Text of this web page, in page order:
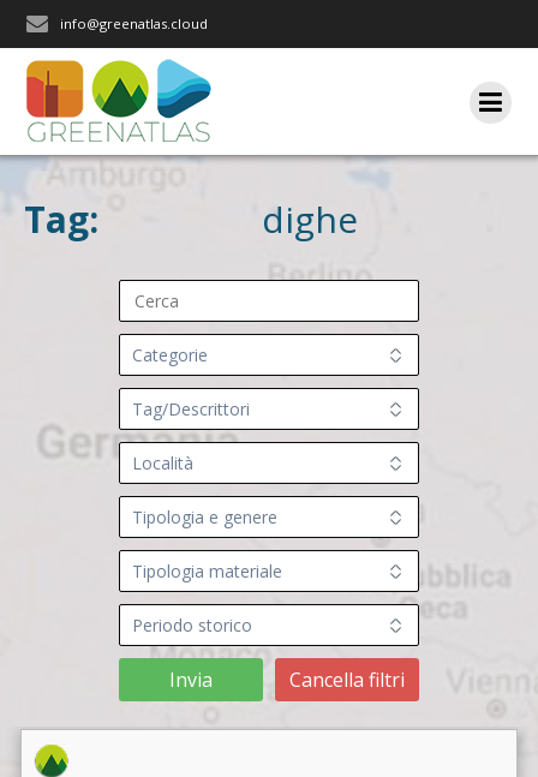
info@greenatlas.cloud
Tag: dighe
Invia Cancella filtri